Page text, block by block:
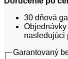
niacínamidové
sérum
30 dňová
nasledujúci
Garantovaný